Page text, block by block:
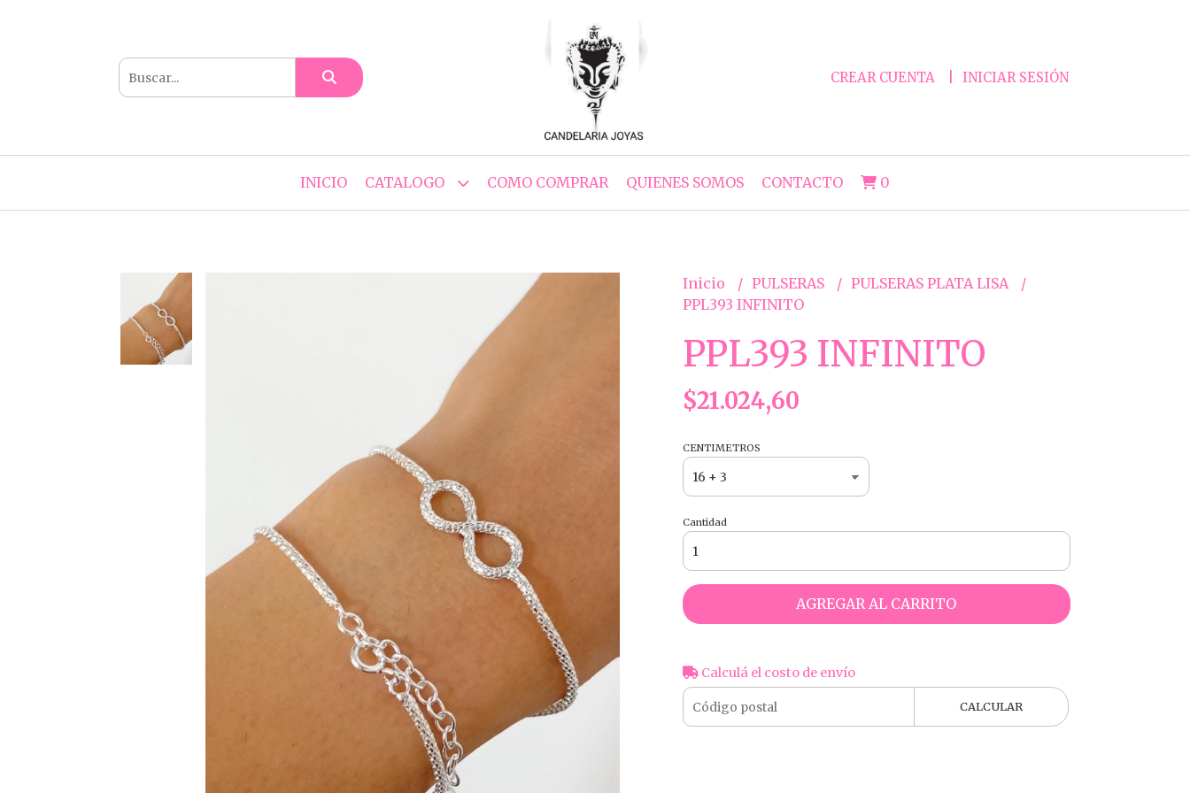
CREAR CUENTA INICIAR SESIÓN
INICIO CATALOGO COMO COMPRAR QUIENES SOMOS CONTACTO 0
Inicio PULSERAS
PULSERAS PLATA LISA
PPL393 INFINITO
PPL393 INFINITO
$21.024,60
CENTIMETROS
Cantidad
AGREGAR AL CARRITO
Calculá el costo de envío
CALCULAR